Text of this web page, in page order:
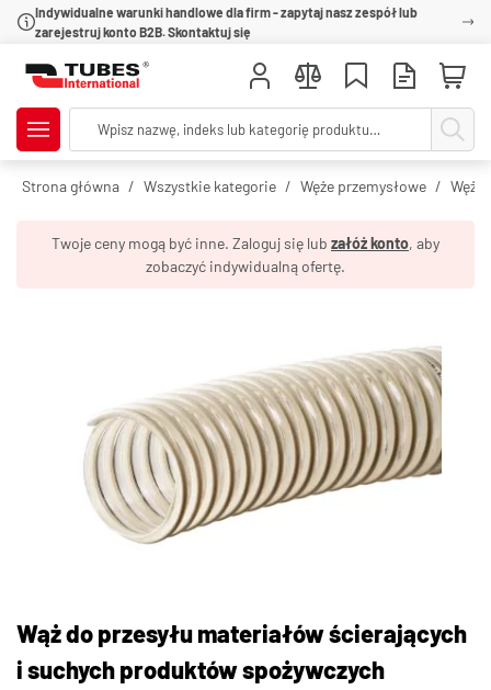
Indywidualne warunki handlowe dla firm - zapytaj nasz zespół lub
zarejestruj konto B2B. Skontaktuj się
Strona główna Wszystkie kategorie Węże przemysłowe Węże
Twoje ceny mogą być inne. Zaloguj się lub załóż konto, aby
zobaczyć indywidualną ofertę.
Wąż do przesyłu materiałów ścierających
i suchych produktów spożywczych